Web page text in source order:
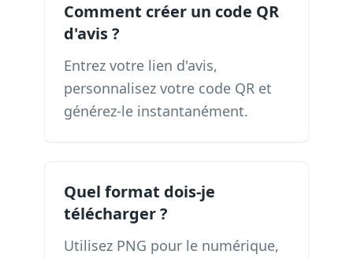
Comment créer un code QR
d'avis ?
Entrez votre lien d'avis,
personnalisez votre code QR et
générez-le instantanément.
Quel format dois-je
télécharger ?
Utilisez PNG pour le numérique,